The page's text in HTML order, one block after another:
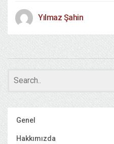
Yılmaz Şahin
Genel
Hakkımızda